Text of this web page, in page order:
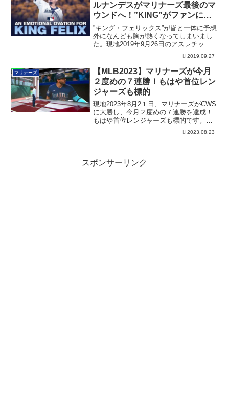
ルナンデスがマリナーズ最後のマ
ウンドへ！”KING”がファンに感
謝！
”キング・フェリックス”が皆と一体に予想
外になんども胸が熱くなってしまいまし
た。現地2019年9月26日のアスレチック
2019.09.27
マリナーズ
【MLB2023】マリナーズが今月
２度めの７連勝！もはや首位レン
ジャーズも標的
現地2023年8月2１日、マリナーズがCWS
に大勝し、今月２度めの７連勝を達成！
もはや首位レンジャーズも標的です。そ
2023.08.23
スポンサーリンク